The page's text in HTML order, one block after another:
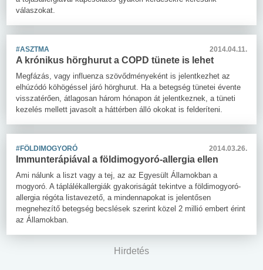
válaszokat.
#ASZTMA 2014.04.11.
A krónikus hörghurut a COPD tünete is lehet
Megfázás, vagy influenza szövődményeként is jelentkezhet az
elhúzódó köhögéssel járó hörghurut. Ha a betegség tünetei évente
visszatérően, átlagosan három hónapon át jelentkeznek, a tüneti
kezelés mellett javasolt a háttérben álló okokat is felderíteni.
#FÖLDIMOGYORÓ 2014.03.26.
Immunterápiával a földimogyoró-allergia ellen
Ami nálunk a liszt vagy a tej, az az Egyesült Államokban a
mogyoró. A táplálékallergiák gyakoriságát tekintve a földimogyoró-
allergia régóta listavezető, a mindennapokat is jelentősen
megnehezítő betegség becslések szerint közel 2 millió embert érint
az Államokban.
Hirdetés